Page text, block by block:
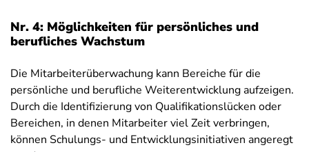
Nr. 4: Möglichkeiten für persönliches und
berufliches Wachstum
Die Mitarbeiterüberwachung kann Bereiche für die
persönliche und berufliche Weiterentwicklung aufzeigen.
Durch die Identifizierung von Qualifikationslücken oder
Bereichen, in denen Mitarbeiter viel Zeit verbringen,
können Schulungs- und Entwicklungsinitiativen angeregt